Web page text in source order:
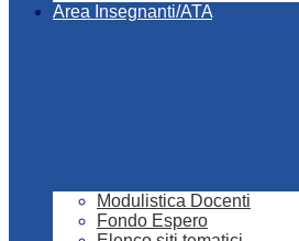
Area Insegnanti/ATA
Modulistica Docenti
Fondo Espero